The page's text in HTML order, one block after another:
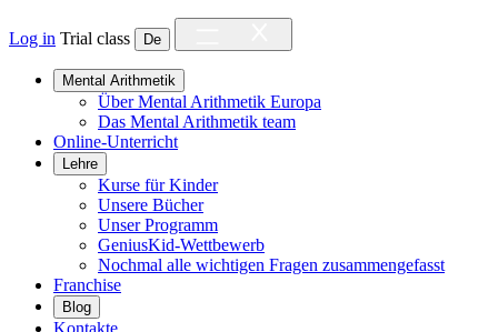
Log in Trial class De
Mental Arithmetik
Über Mental Arithmetik Europa
Das Mental Arithmetik team
Online-Unterricht
Lehre
Kurse für Kinder
Unsere Bücher
Unser Programm
GeniusKid-Wettbewerb
Nochmal alle wichtigen Fragen zusammengefasst
Franchise
Blog
Kontakte